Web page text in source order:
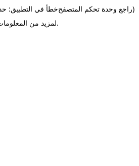
خطأ في التطبيق:(راجع وحدة تحكم المتصفح
لمزيد من.